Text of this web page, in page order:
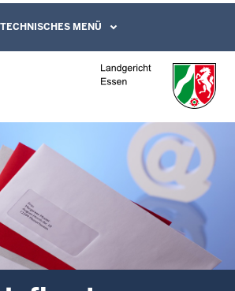
Nachtbriefkasten
Gebärdensprachenvideo
TECHNISCHES MENÜ